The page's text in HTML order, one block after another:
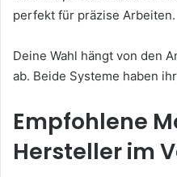
perfekt für präzise Arbeiten.
Deine Wahl hängt von den
ab. Beide Systeme haben
Empfohlene
Hersteller im